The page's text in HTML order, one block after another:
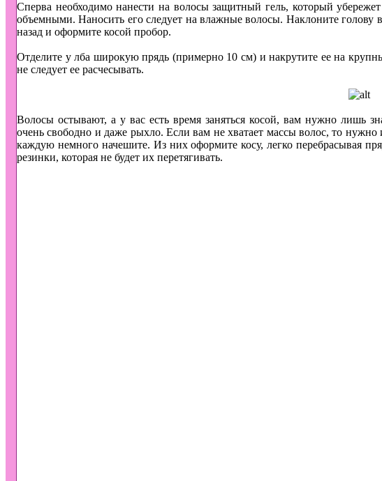
Сперва необходимо нанести на волосы защитный гель, который
объемными. Наносить его следует на влажные волосы. Наклоните
назад и оформите косой пробор.
Отделите у лба широкую прядь (примерно 10 см) и накрутите ее на
не следует ее расчесывать.
Волосы остывают, а у вас есть время заняться косой, вам нужно лишь
очень свободно и даже рыхло. Если вам не хватает массы волос, то
каждую немного начешите. Из них оформите косу, легко перебрасывая
резинки, которая не будет их перетягивать.